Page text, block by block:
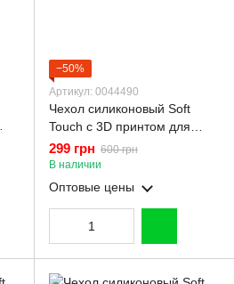
−50%
Артикул: 0044490
Чехол силиконовый Soft
Touch с 3D принтом для
Xiaomi Redmi 15 5G Global
молочный (Полная защита
камеры)
299 грн 600 грн
В наличии
Оптовые цены